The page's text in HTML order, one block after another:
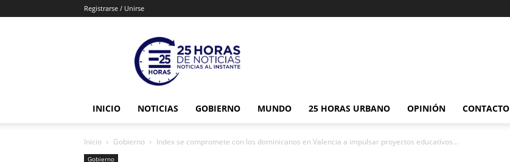
Registrarse / Unirse
INICIO NOTICIAS GOBIERNO MUNDO 25 HORAS URBANO OPINIÓN CONTACTO
Inicio Gobierno Index se compromete con los dominicanos en Valencia a impulsar proyectos educativos...
Gobierno